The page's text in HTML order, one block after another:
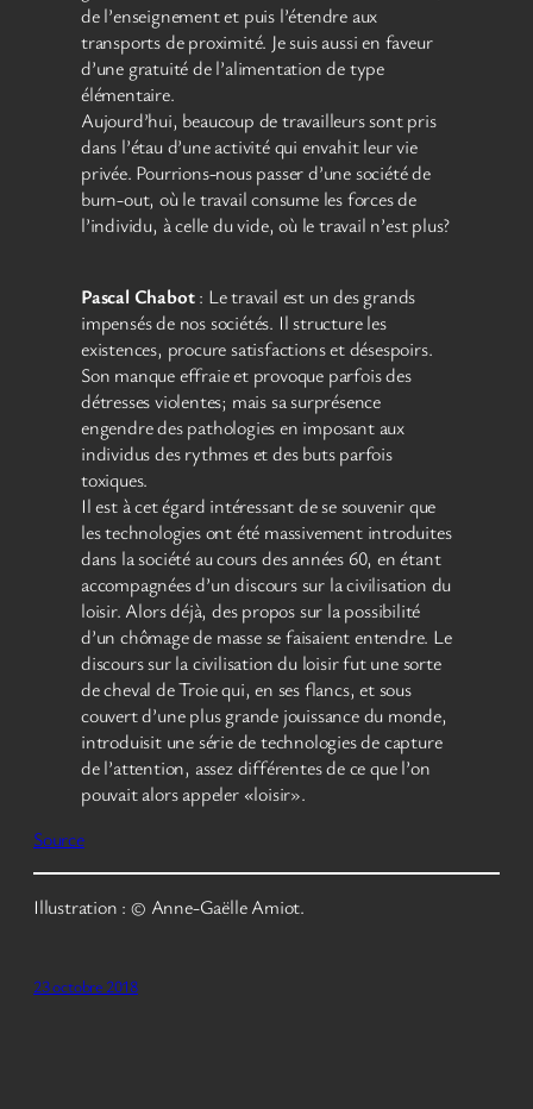
de l’enseignement et puis l’étendre aux
transports de proximité. Je suis aussi en faveur
d’une gratuité de l’alimentation de type
élémentaire.
Aujourd’hui, beaucoup de travailleurs sont pris
dans l’étau d’une activité qui envahit leur vie
privée. Pourrions-nous passer d’une société de
burn-out, où le travail consume les forces de
l’individu, à celle du vide, où le travail n’est plus?
Pascal Chabot: Le travail est un des grands
impensés de nos sociétés. Il structure les
existences, procure satisfactions et désespoirs.
Son manque effraie et provoque parfois des
détresses violentes; mais sa surprésence
engendre des pathologies en imposant aux
individus des rythmes et des buts parfois
toxiques.
Il est à cet égard intéressant de se souvenir que
les technologies ont été massivement introduites
dans la société au cours des années 60, en étant
accompagnées d’un discours sur la civilisation du
loisir. Alors déjà, des propos sur la possibilité
d’un chômage de masse se faisaient entendre. Le
discours sur la civilisation du loisir fut une sorte
de cheval de Troie qui, en ses flancs, et sous
couvert d’une plus grande jouissance du monde,
introduisit une série de technologies de capture
de l’attention, assez différentes de ce que l’on
pouvait alors appeler «loisir».
Source
Illustration : © Anne-Gaëlle Amiot.
23 octobre 2018